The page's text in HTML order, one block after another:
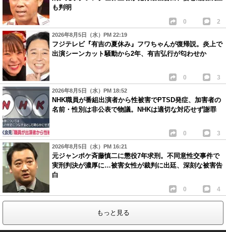
も判明
0 2
2026年8月5日（水）PM 22:19
フジテレビ『有吉の夏休み』フワちゃんが復帰説。炎上で
出演シーンカット騒動から2年、有吉弘行が匂わせか
0 3
2026年8月5日（水）PM 18:52
NHK職員が番組出演者から性被害でPTSD発症、加害者の
名前・性別は非公表で物議。NHKは適切な対応せず謝罪
0 3
2026年8月5日（水）PM 16:21
元ジャンポケ斉藤慎二に懲役7年求刑。不同意性交事件で
実刑判決が濃厚に…被害女性が裁判に出廷、深刻な被害告
白
0 4
もっと見る